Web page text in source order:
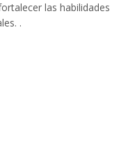
las habilidades
.